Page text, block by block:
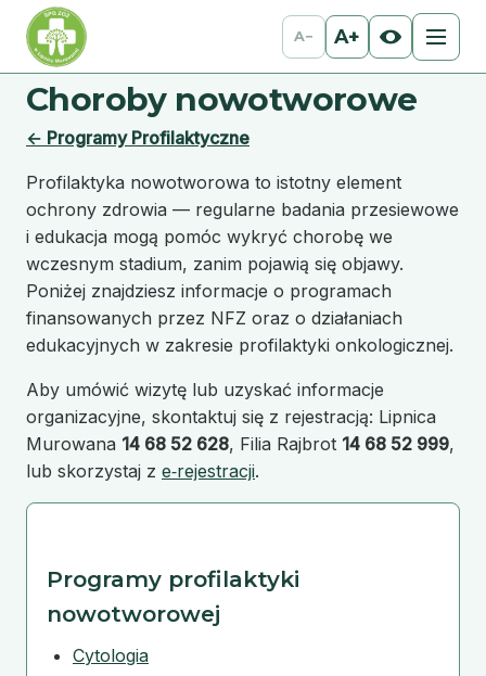
A− A+
Choroby nowotworowe
← Programy Profilaktyczne
Profilaktyka nowotworowa to istotny element
ochrony zdrowia — regularne badania przesiewowe
i edukacja mogą pomóc wykryć chorobę we
wczesnym stadium, zanim pojawią się objawy.
Poniżej znajdziesz informacje o programach
finansowanych przez NFZ oraz o działaniach
edukacyjnych w zakresie profilaktyki onkologicznej.
Aby umówić wizytę lub uzyskać informacje
organizacyjne, skontaktuj się z rejestracją: Lipnica
Murowana 14 68 52 628, Filia Rajbrot 14 68 52 999,
lub skorzystaj z e‑rejestracji.
Programy profilaktyki
nowotworowej
Cytologia